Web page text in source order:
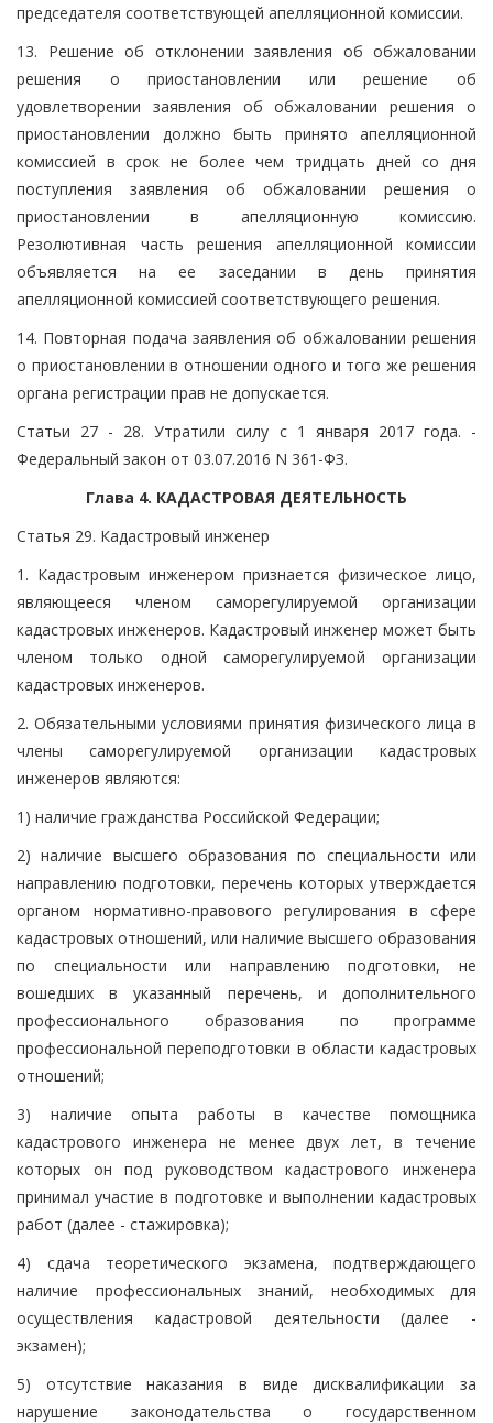
председателя соответствующей апелляционной комиссии.
13. Решение об отклонении заявления об обжаловании
решения о приостановлении или решение об
удовлетворении заявления об обжаловании решения о
приостановлении должно быть принято апелляционной
комиссией в срок не более чем тридцать дней со дня
поступления заявления об обжаловании решения о
приостановлении в апелляционную комиссию.
Резолютивная часть решения апелляционной комиссии
объявляется на ее заседании в день принятия
апелляционной комиссией соответствующего решения.
14. Повторная подача заявления об обжаловании решения
о приостановлении в отношении одного и того же решения
органа регистрации прав не допускается.
Статьи 27 - 28. Утратили силу с 1 января 2017 года. -
Федеральный закон от 03.07.2016 N 361-ФЗ.
Глава 4. КАДАСТРОВАЯ ДЕЯТЕЛЬНОСТЬ
Статья 29. Кадастровый инженер
1. Кадастровым инженером признается физическое лицо,
являющееся членом саморегулируемой организации
кадастровых инженеров. Кадастровый инженер может быть
членом только одной саморегулируемой организации
кадастровых инженеров.
2. Обязательными условиями принятия физического лица в
члены саморегулируемой организации кадастровых
инженеров являются:
1) наличие гражданства Российской Федерации;
2) наличие высшего образования по специальности или
направлению подготовки, перечень которых утверждается
органом нормативно-правового регулирования в сфере
кадастровых отношений, или наличие высшего образования
по специальности или направлению подготовки, не
вошедших в указанный перечень, и дополнительного
профессионального образования по программе
профессиональной переподготовки в области кадастровых
отношений;
3) наличие опыта работы в качестве помощника
кадастрового инженера не менее двух лет, в течение
которых он под руководством кадастрового инженера
принимал участие в подготовке и выполнении кадастровых
работ (далее - стажировка);
4) сдача теоретического экзамена, подтверждающего
наличие профессиональных знаний, необходимых для
осуществления кадастровой деятельности (далее -
экзамен);
5) отсутствие наказания в виде дисквалификации за
нарушение законодательства о государственном